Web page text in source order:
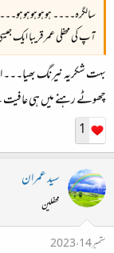
سالگرہ۔۔۔۔
آپ کی محفلی عمر قریبا
بہت شکریہ نیرنگ
چھوٹے رہنے میں ہی
1
سید عمران
محفلین
ستمبر 14، 2023